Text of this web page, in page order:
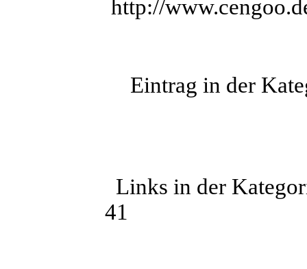
http://
Eintrag in der
Links in der
41